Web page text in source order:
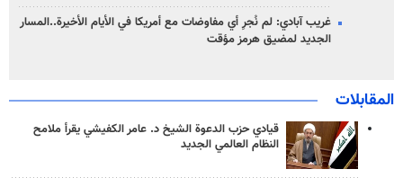
غريب آبادي: لم نُجرِ أي مفاوضات مع أمريكا في الأيام الأخيرة..المسار
الجديد لمضيق هرمز مؤقت
المقابلات
قيادي حزب الدعوة الشيخ د. عامر الكفيشي يقرأ ملامح
النظام العالمي الجديد